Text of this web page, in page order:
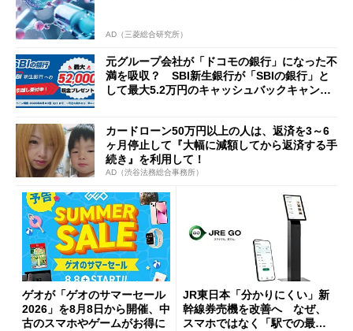
AD（三菱総合研究所）
元グループ会社が「ドコモの銀行」になった不
満を吸収？ SBI新生銀行が「SBIの銀行」と
して最大5.2万円のキャッシュバックキャンペ
カードローン50万円以上の人は、返済を3～6
ヶ月停止して『大幅に減額してから返済する手
続き』を利用して！
AD（渋谷法務総合事務所）
ゲオが「ゲオのサマーセール
2026」を8月8日から開催、中
古のスマホやゲームがお得に
JR東日本「分かりにくい」新
幹線券売機を改善へ なぜ、
スマホではなく「駅での最短